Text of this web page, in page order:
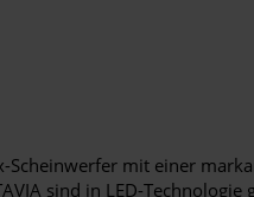
mit einer
sind in LED-